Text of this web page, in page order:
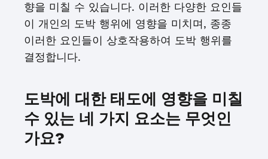
향을 미칠 수 있습니다. 이러한 다양한 요인들
이 개인의 도박 행위에 영향을 미치며, 종종
이러한 요인들이 상호작용하여 도박 행위를
결정합니다.
도박에 대한 태도에 영향을 미칠
수 있는 네 가지 요소는 무엇인
가요?